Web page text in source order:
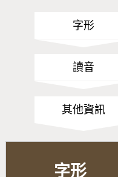
字形
讀音
其他資訊
字形